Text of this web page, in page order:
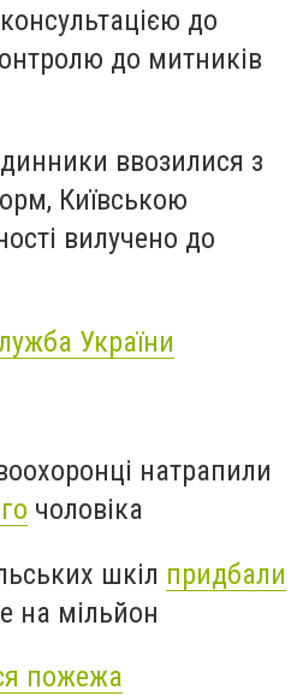
до
до митників
ввозилися з
Київською
вилучено до
України
натрапили
чоловіка
шкіл придбали
на мільйон
пожежа